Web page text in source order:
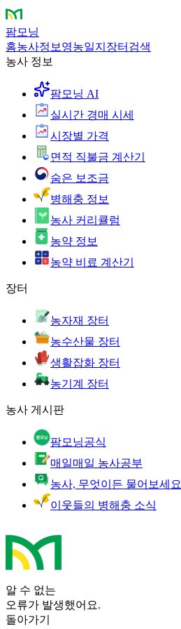
팜모닝
홈농사정보 영농일지 장터 검색
농사 정보
팜모닝 AI
실시간 경매 시세
시장별 가격
면적 직불금 계산기
숨은 보조금
병해충 정보
농사 커리큘럼
농약 정보
농약 비료 계산기
장터
농자재 장터
농수산물 장터
생활잡화 장터
농기계 장터
농사 게시판
팜모닝공식
매일매일 농사공부
농사, 무엇이든 물어보세요
이웃들의 병해충 소식
알 수 없는
오류가 발생했어요.
돌아가기